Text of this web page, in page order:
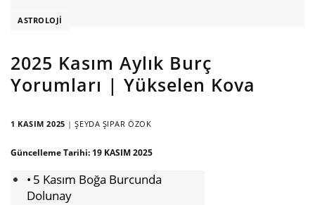
ASTROLOJI
2025 Kasım Aylık Burç
Yorumları | Yükselen Kova
1 KASIM 2025 |ŞEYDA ŞIPAR ÖZOK
Güncelleme Tarihi: 19 KASIM 2025
5 Kasım Boğa Burcunda
Dolunay